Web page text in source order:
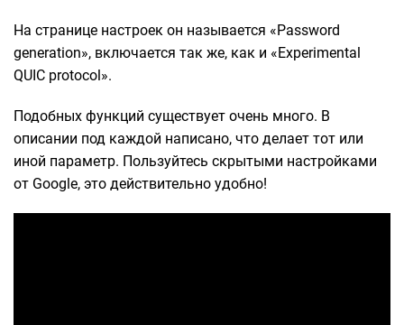
На странице настроек он называется «Password
generation», включается так же, как и «Experimental
QUIC protocol».
Подобных функций существует очень много. В
описании под каждой написано, что делает тот или
иной параметр. Пользуйтесь скрытыми настройками
от Google, это действительно удобно!